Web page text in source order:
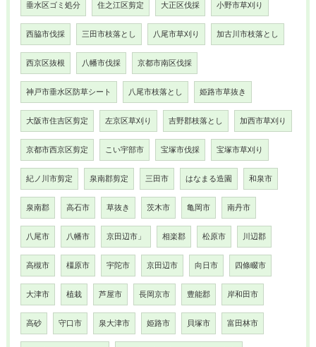
垂水区ゴミ処分 住之江区剪定 大正区伐採 小野市草刈り
西脇市伐採 三田市枝落とし 八尾市草刈り 加古川市枝落とし
西京区抜根 八幡市伐採 京都市南区伐採
神戸市垂水区防草シート 八尾市枝落とし 姫路市草抜き
大阪市住吉区剪定 左京区草刈り 吉野郡枝落とし 加西市草刈り
京都市西京区剪定 こい宇部市 宝塚市伐採 宝塚市草刈り
紀ノ川市剪定 泉南郡剪定 三田市 はなまる造園 和泉市
泉南郡 高石市 草抜き 茨木市 亀岡市 南丹市
八尾市 八幡市 京田辺市」 相楽郡 松原市 川辺郡
高槻市 橿原市 宇陀市 京田辺市 向日市 四條畷市
大津市 植栽 芦屋市 長岡京市 豊能郡 岸和田市
高砂 守口市 泉大津市 姫路市 貝塚市 富田林市